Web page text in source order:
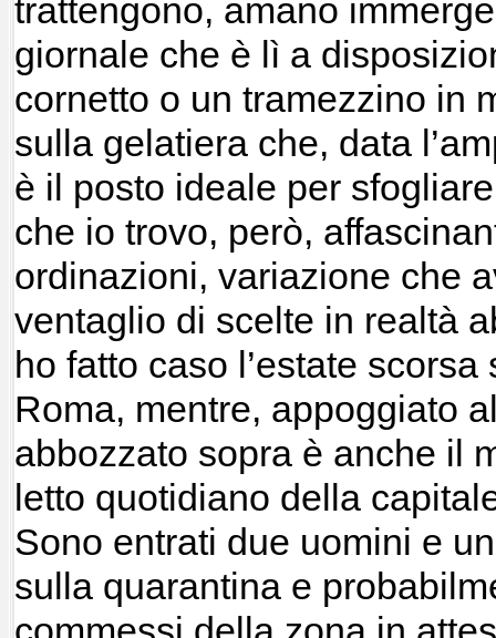
trattengono, amano
giornale che è lì a
cornetto o un tramezzino in
sulla gelatiera che, data
è il posto ideale per
che io trovo, però,
ordinazioni, variazione che
ventaglio di scelte in realtà
ho fatto caso l’estate
Roma, mentre, appoggiato
abbozzato sopra è anche il
letto quotidiano della
Sono entrati due uomini e
sulla quarantina e